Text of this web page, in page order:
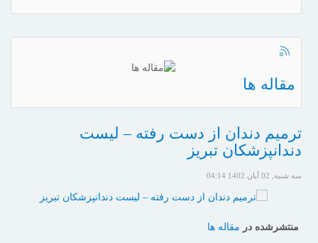
مقاله ها
ترمیم دندان از دست رفته – لیست
دندانپزشکان تبریز
سه شنبه, 02 آبان 1402 04:14
منتشرشده در مقاله ها